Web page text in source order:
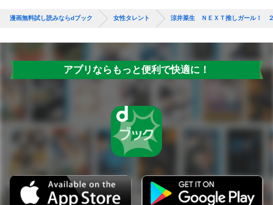
漫画無料試し読みならdブック 女性タレント 涼井菜生 ＮＥＸＴ推しガール！
アプリならもっと便利で快適に！